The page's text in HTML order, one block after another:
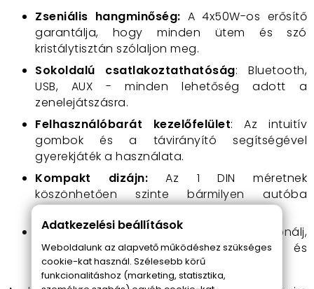
Zseniális hangminőség: A 4x50W-os erősítő
garantálja, hogy minden ütem és szó
kristálytisztán szólaljon meg.
Sokoldalú csatlakoztathatóság: Bluetooth,
USB, AUX - minden lehetőség adott a
zenelejátszásra.
Felhasználóbarát kezelőfelület: Az intuitív
gombok és a távirányító segítségével
gyerekjáték a használata.
Kompakt dizájn: Az 1 DIN méretnek
köszönhetően szinte bármilyen autóba
könnyedén beszerelhető.
Okostelefon-integráció: Streamelj, telefonálj,
navigálj - mindezt biztonságosan és
egyszerűen.
Adatkezelési beállítások
Weboldalunk az alapvető működéshez szükséges
cookie-kat használ. Szélesebb körű
funkcionalitáshoz (marketing, statisztika,